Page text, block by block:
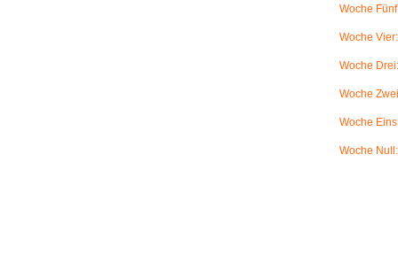
Woche
Woche
Woche
Woche
Woche
Woche